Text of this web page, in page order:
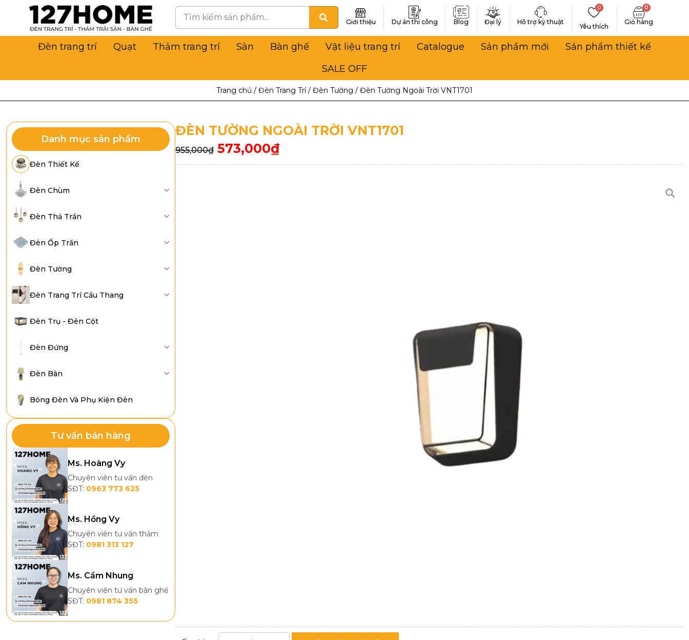
Giới thiệu Dự án thi công Blog Đại lý Hỗ trợ kỹ thuật
Yêu thích
0 0
Đèn trang trí Quạt Thảm trang trí Sàn Bàn ghế Vật liệu trang trí Catalogue Sản phẩm mới
Sản phẩm thiết kế
SALE OFF
Trang chủ / Đèn Trang Trí/ Đèn Tường / Đèn Tường Ngoài Trời VNT1701
Danh mục sản phẩm
Đèn Thiết Kế
Đèn Chùm
Đèn Thả Trần
Đèn Ốp Trần
Đèn Tường
Đèn Trang Trí Cầu Thang
Đèn Trụ - Đèn Cột
Đèn Đứng
Đèn Bàn
Bóng Đèn Và Phụ Kiện Đèn
Tư vấn bán hàng
Ms. Hoàng Vy
Chuyên viên tư vấn đèn
SĐT: 0963 773 625
Ms. Hồng Vy
Chuyên viên tư vấn thảm
SĐT: 0981 313 127
Ms. Cẩm Nhung
Chuyên viên tư vấn bàn ghế
SĐT: 0981 874 355
ĐÈN TƯỜNG NGOÀI TRỜI VNT1701
955,000₫ 573,000₫